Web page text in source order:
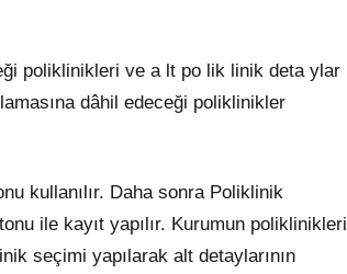
poliklinikleri ve a lt po lik linik deta ylar
dâhil edeceği poliklinikler
kullanılır. Daha sonra Poliklinik
ile kayıt yapılır. Kurumun poliklinikleri
seçimi yapılarak alt detaylarının